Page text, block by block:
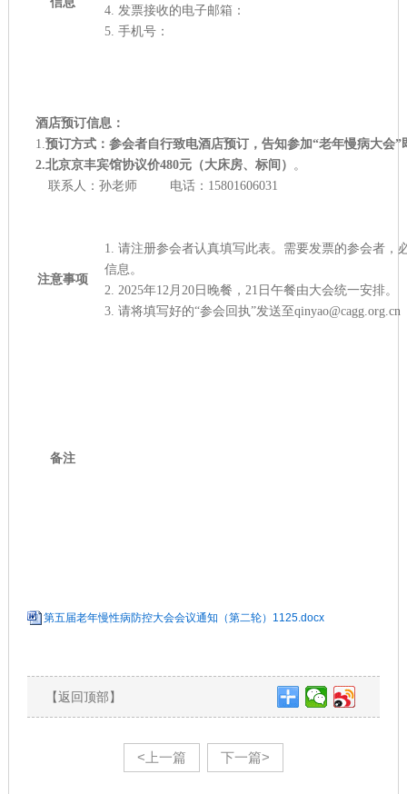
4. 发票接收的电子邮箱：
5. 手机号：
酒店预订信息：
1.预订方式： 参会者自行致电酒店预订，告知参加“老年慢病大会”
2.北京京丰宾馆协议价480元（大床房、标间） 。
联系人：孙老师 电话：15801606031
注意事项
1. 请注册参会者认真填写此表。需要发票的参会者，
信息。
2. 2025年12月20日晚餐，21日 午餐由大会统一安排。
3. 请将填写好的“参会回执”发送至qinyao@cagg.org.cn
备注
第五届老年慢性病防控大会会议通知（第二轮）1125.docx
【返回顶部】
<上一篇 下一篇>